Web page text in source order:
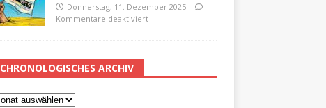
Donnerstag, 11. Dezember 2025
Kommentare deaktiviert
CHRONOLOGISCHES ARCHIV